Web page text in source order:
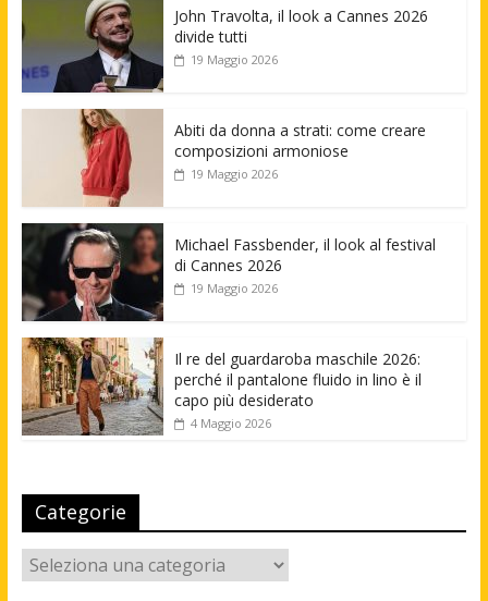
John Travolta, il look a Cannes 2026
divide tutti
19 Maggio 2026
Abiti da donna a strati: come creare
composizioni armoniose
19 Maggio 2026
Michael Fassbender, il look al festival
di Cannes 2026
19 Maggio 2026
Il re del guardaroba maschile 2026:
perché il pantalone fluido in lino è il
capo più desiderato
4 Maggio 2026
Categorie
Categorie